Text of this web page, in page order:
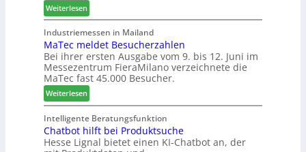
t
s
f
ü
h
r
r
e
n
f
ü
r
P
a
n
t
a
o
-
F
r
ä
s
e
r
u
n
d
Weiterlesen:
W
e
C
a
r
e
-
A
k
t
i
Industriemessen in Mailand
MaTec meldet Besucherzahlen
Bei ihrer ersten Ausgabe vom 9. bis 12. Juni im
Messezentrum FieraMilano verzeichnete die
MaTec fast 45.000 Besucher.
Weiterlesen:
M
a
T
e
Intelligente Beratungsfunktion
Chatbot hilft bei Produktsuche
Hesse Lignal bietet einen KI-Chatbot an, der